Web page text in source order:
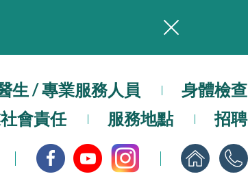
本院在暴雨或颱風警告信號 (包括黑色暴雨及8號或以上熱帶氣旋警告信號) 下，仍會維持有限度服務。如有查詢，可致電2711 5222。
生 / 專業服務人員
身體檢查
會責任 服務地點 招聘